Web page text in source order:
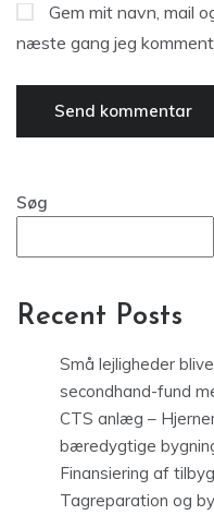
Gem mit navn, mail
næste gang jeg
Søg
Recent Posts
Små lejligheder
secondhand-fund
CTS anlæg –
bæredygtige
Finansiering af
Tagreparation og